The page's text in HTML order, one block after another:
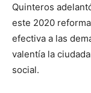
Quinteros
este 2020
efectiva a las
valentía la
social.